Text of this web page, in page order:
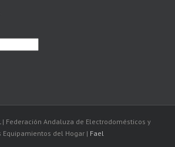
| Federación Andaluza de Electrodomésticos y
Equipamientos del Hogar | Fael